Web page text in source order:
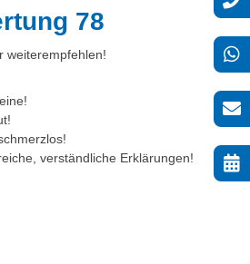
78
weiterempfehlen!
verständliche Erklärungen!